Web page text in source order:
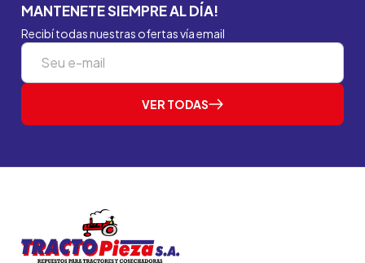
MANTENETE SIEMPRE AL DÍA!
Recibí todas nuestras ofertas vía email
VER TODAS